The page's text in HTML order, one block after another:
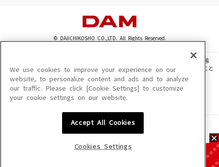
© DAIICHIKOSHO CO.,LTD. All Rights Reserved.
このサイトに掲載されている一切の文章・画像・写真・動画・音声等を、手段や形態
を問わず、著作権法の定める範囲を超えて無断で複製、転載、ファイル化などすること
を禁じます。
楽曲及びコンテンツは、機種によりご利用いただけない場合があります。
楽曲及びコンテンツの配信日、配信内容が変更になる場合があります。
We use cookies to improve your experience on our
website, to personalize content and ads and to analyze
our traffic. Please click [Cookie Settings] to customize
your cookie settings on our website.
Accept All Cookies
Cookies Settings